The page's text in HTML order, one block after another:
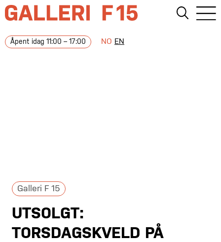
Åpent idag 11:00 – 17:00 NO EN
Galleri F 15
UTSOLGT:
TORSDAGSKVELD PÅ